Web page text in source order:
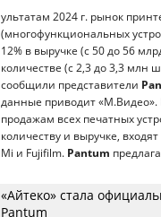
ультатам 2024 г. рынок
(многофункциональных
12% в выручке (c 50 до 56
количестве (с 2,3 до 3,3 млн
сообщили представители
данные приводит «М.Видео».
продажам всех печатных
количеству и выручке,
Mi и Fujifilm. Pantum
«Айтеко» стала
Pantum